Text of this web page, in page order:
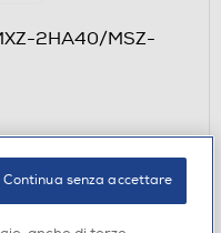
verifica
Continua senza accettare